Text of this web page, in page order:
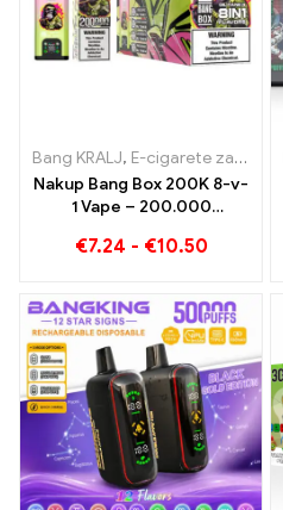
Bang KRALJ, E-cigarete za enkratno uporabo
Nakup Bang Box 200K 8-v-
1 Vape – 200.000
€7.24 - €10.50